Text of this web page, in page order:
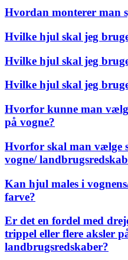
Hvordan monterer man
Hvilke hjul skal jeg
Hvilke hjul skal jeg
Hvilke hjul skal jeg
Hvorfor kunne man
på vogne?
Hvorfor skal man vælge
vogne/
Kan hjul males i
farve?
Er det en fordel med
trippel eller flere aksler
landbrugsredskaber?